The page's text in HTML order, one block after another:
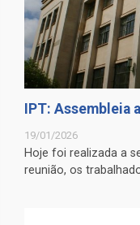
IPT: Assembleia
19/01/2026
Hoje foi realizada a
reunião, os